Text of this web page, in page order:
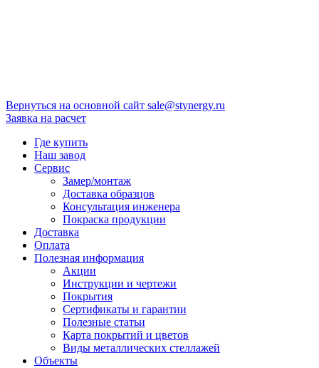
Вернуться на основной сайт sale@stynergy.ru
Заявка на расчет
Где купить
Наш завод
Сервис
Замер/монтаж
Доставка образцов
Консультация инженера
Покраска продукции
Доставка
Оплата
Полезная информация
Акции
Инструкции и чертежи
Покрытия
Сертификаты и гарантии
Полезные статьи
Карта покрытий и цветов
Виды металлических стеллажей
Объекты